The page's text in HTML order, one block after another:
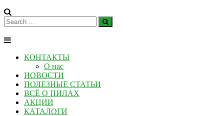
КОНТАКТЫ
О нас
НОВОСТИ
ПОЛЕЗНЫЕ СТАТЬИ
ВСЁ О ПИЛАХ
АКЦИИ
КАТАЛОГИ